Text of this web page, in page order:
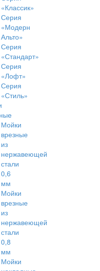
«Классик»
Серия
«Модерн
Альто»
Серия
«Стандарт»
Серия
«Лофт»
Серия
«Стиль»
Мойки
врезные
из
нержавеющей
стали
0,6
мм
Мойки
врезные
из
нержавеющей
стали
0,8
мм
Мойки